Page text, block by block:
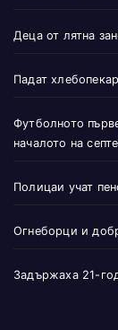
Деца от лятна
Падат
Футболното
началото на
Полицаи учат
Огнеборци и
Задържаха 21-